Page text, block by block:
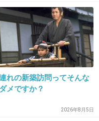
して幾度となく描かれる喫煙
ど観られない喫煙シーンがこ
が非常に旨そうというこのご
「ジブリに出てくるご飯は美
く旨そう」ですから。
れの新築訪問ってそんな
メですか？
2026年8月5日